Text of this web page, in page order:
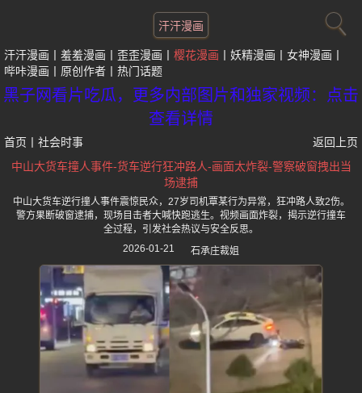
汗汗漫画
汗汗漫画 羞羞漫画 歪歪漫画 樱花漫画 妖精漫画
女神漫画
哔咔漫画
原创作者 热门话题
黑子网看片吃瓜，更多内部图片和独家视频：点击
查看详情
首页 社会时事
返回上页
中山大货车撞人事件-货车逆行狂冲路人-画面太炸裂-警察破窗拽出当
场逮捕
中山大货车逆行撞人事件震惊民众，27岁司机覃某行为异常，狂冲路人致2伤。
警方果断破窗逮捕，现场目击者大喊快跑逃生。视频画面炸裂，揭示逆行撞车
全过程，引发社会热议与安全反思。
2026-01-21
石承庄裁姐